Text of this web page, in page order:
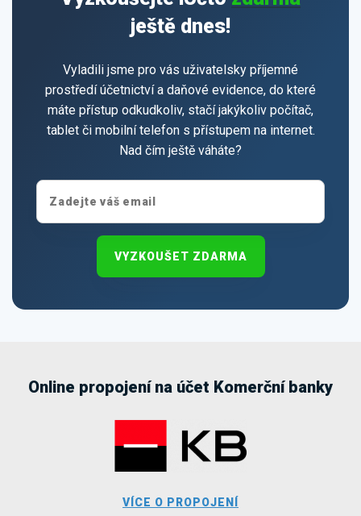
ještě dnes!
Vyladili jsme pro vás uživatelsky příjemné
prostředí účetnictví a daňové evidence, do které
máte přístup odkudkoliv, stačí jakýkoliv počítač,
tablet či mobilní telefon s přístupem na internet.
Nad čím ještě váháte?
VYZKOUŠET ZDARMA
Online propojení na účet Komerční banky
VÍCE O PROPOJENÍ